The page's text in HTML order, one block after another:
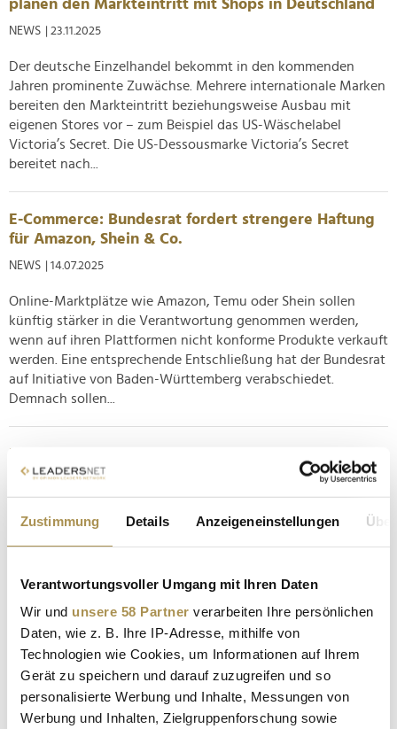
Zustimmung Details Anzeigeneinstellungen
Verantwortungsvoller Umgang mit Ihren Daten
Wir und unsere 58 Partner verarbeiten Ihre persönlichen
Daten, wie z. B. Ihre IP-Adresse, mithilfe von
Technologien wie Cookies, um Informationen auf Ihrem
Gerät zu speichern und darauf zuzugreifen und so
personalisierte Werbung und Inhalte, Messungen von
Werbung und Inhalten, Zielgruppenforschung sowie
planen den Markteintritt mit Shops in Deutschland
NEWS | 23.11.2025
Der deutsche Einzelhandel bekommt in den kommenden
Jahren prominente Zuwächse. Mehrere internationale Marken
bereiten den Markteintritt beziehungsweise Ausbau mit
eigenen Stores vor – zum Beispiel das US-Wäschelabel
Victoria’s Secret. Die US-Dessousmarke Victoria’s Secret
bereitet nach...
E-Commerce: Bundesrat fordert strengere Haftung
für Amazon, Shein & Co.
NEWS | 14.07.2025
Online-Marktplätze wie Amazon, Temu oder Shein sollen
künftig stärker in die Verantwortung genommen werden,
wenn auf ihren Plattformen nicht konforme Produkte verkauft
werden. Eine entsprechende Entschließung hat der Bundesrat
auf Initiative von Baden-Württemberg verabschiedet.
Demnach sollen...
Einmal TikTok, dann weg damit: Wie Ultra-Fast
Fashion den Modekonsum beschleunigt
NEWS | 24.06.2025
viral gehen. Binnen 72 Stunden ist daraus ein Kleid geworden
– verfügbar für 6,99 Euro, versandkostenfrei. Bestellt, geliefert,
getragen...
Schnäppchenkrieg der Giganten: Kann Amazon Haul
Temu und Shein die Stirn bieten?